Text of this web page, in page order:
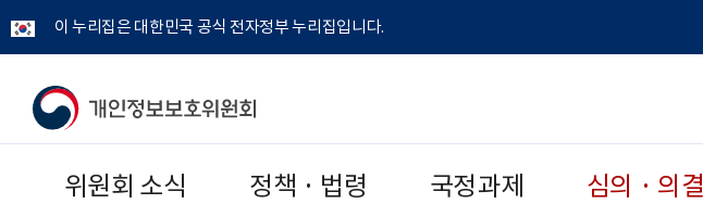
이 누리집은 대한민국 공식 전자정부 누리집입니다.
개
위원회 소식 정책 · 법령 국정과제 심의 · 의결